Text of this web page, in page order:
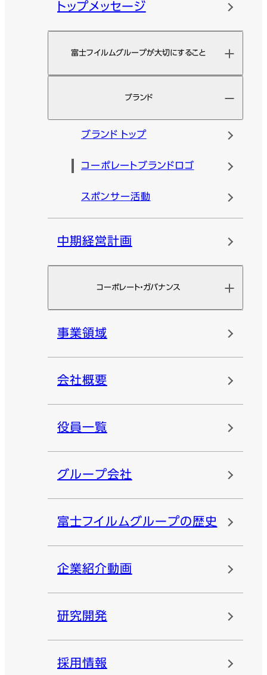
トップメッセージ
富士フイルムグループが大切にすること
ブランド
ブランド トップ
コーポレートブランドロゴ
スポンサー活動
中期経営計画
コーポレート・ガバナンス
事業領域
会社概要
役員一覧
グループ会社
富士フイルムグループの歴史
企業紹介動画
研究開発
採用情報